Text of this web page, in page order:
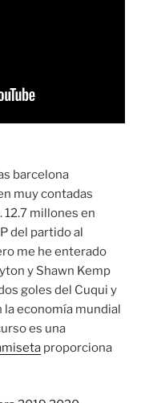
muy contadas
millones en
del partido al
me he enterado
y Shawn Kemp
goles del Cuqui y
la economía mundial
es una
proporciona